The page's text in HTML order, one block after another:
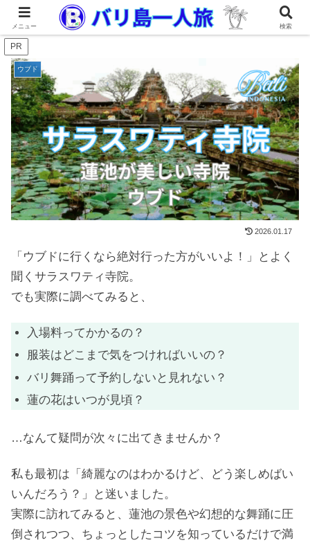
PR
ウブド
2026.01.17
「ウブドに行くなら絶対行った方がいいよ！」とよく
聞くサラスワティ寺院。
でも実際に調べてみると、
入場料ってかかるの？
服装はどこまで気をつければいいの？
バリ舞踊って予約しないと見れない？
蓮の花はいつが見頃？
…なんて疑問が次々に出てきませんか？
私も最初は「綺麗なのはわかるけど、どう楽しめばい
いんだろう？」と迷いました。
実際に訪れてみると、蓮池の景色や幻想的な舞踊に圧
倒されつつ、ちょっとしたコツを知っているだけで満
メニュー 検索